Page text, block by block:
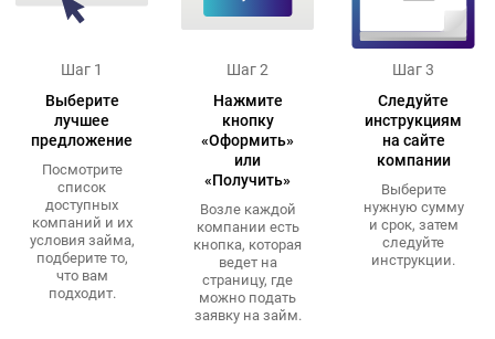
Шаг 1
Выберите
лучшее
предложение
Посмотрите
список
доступных
компаний и их
условия займа,
подберите то,
что вам
подходит.
Шаг 2
Нажмите
кнопку
«Оформить»
или
«Получить»
Возле каждой
компании есть
кнопка, которая
ведет на
страницу, где
можно подать
заявку на займ.
Шаг 3
Следуйте
инструкциям
на сайте
компании
Выберите
нужную сумму
и срок, затем
следуйте
инструкции.